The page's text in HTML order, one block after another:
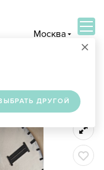
Москва
×
ДРУГОЙ